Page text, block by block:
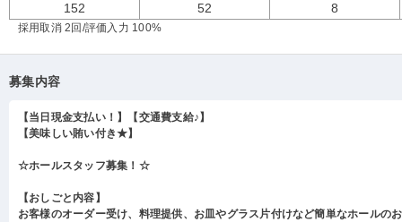
152 52 8
採用取消 2回 /評価入力 100%
募集内容
【当日現金支払い！】【交通費支給♪】
【美味しい賄い付き★】
☆ホールスタッフ募集！☆
【おしごと内容】
お客様のオーダー受け、料理提供、お皿やグラス片付けなど簡単なホールの